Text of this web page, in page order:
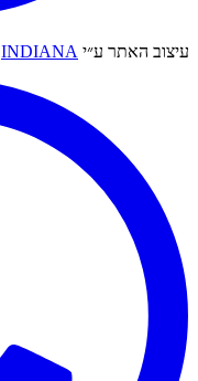
עיצוב האתר ע״י INDIANA